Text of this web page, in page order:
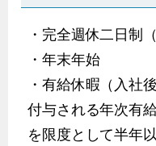
・完全週休二日制
・年末年始
・有給休暇（入社
付与される年次有
を限度として半年